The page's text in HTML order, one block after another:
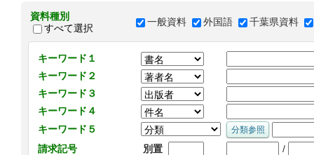
資料種別
すべて選択
一般資料 外国語 千葉県資料
キーワード１
キーワード２
キーワード３
キーワード４
キーワード５
請求記号
別置 /